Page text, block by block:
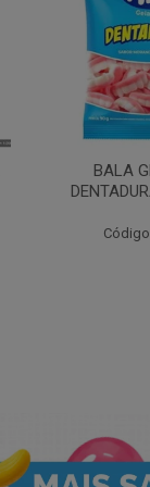
BALA